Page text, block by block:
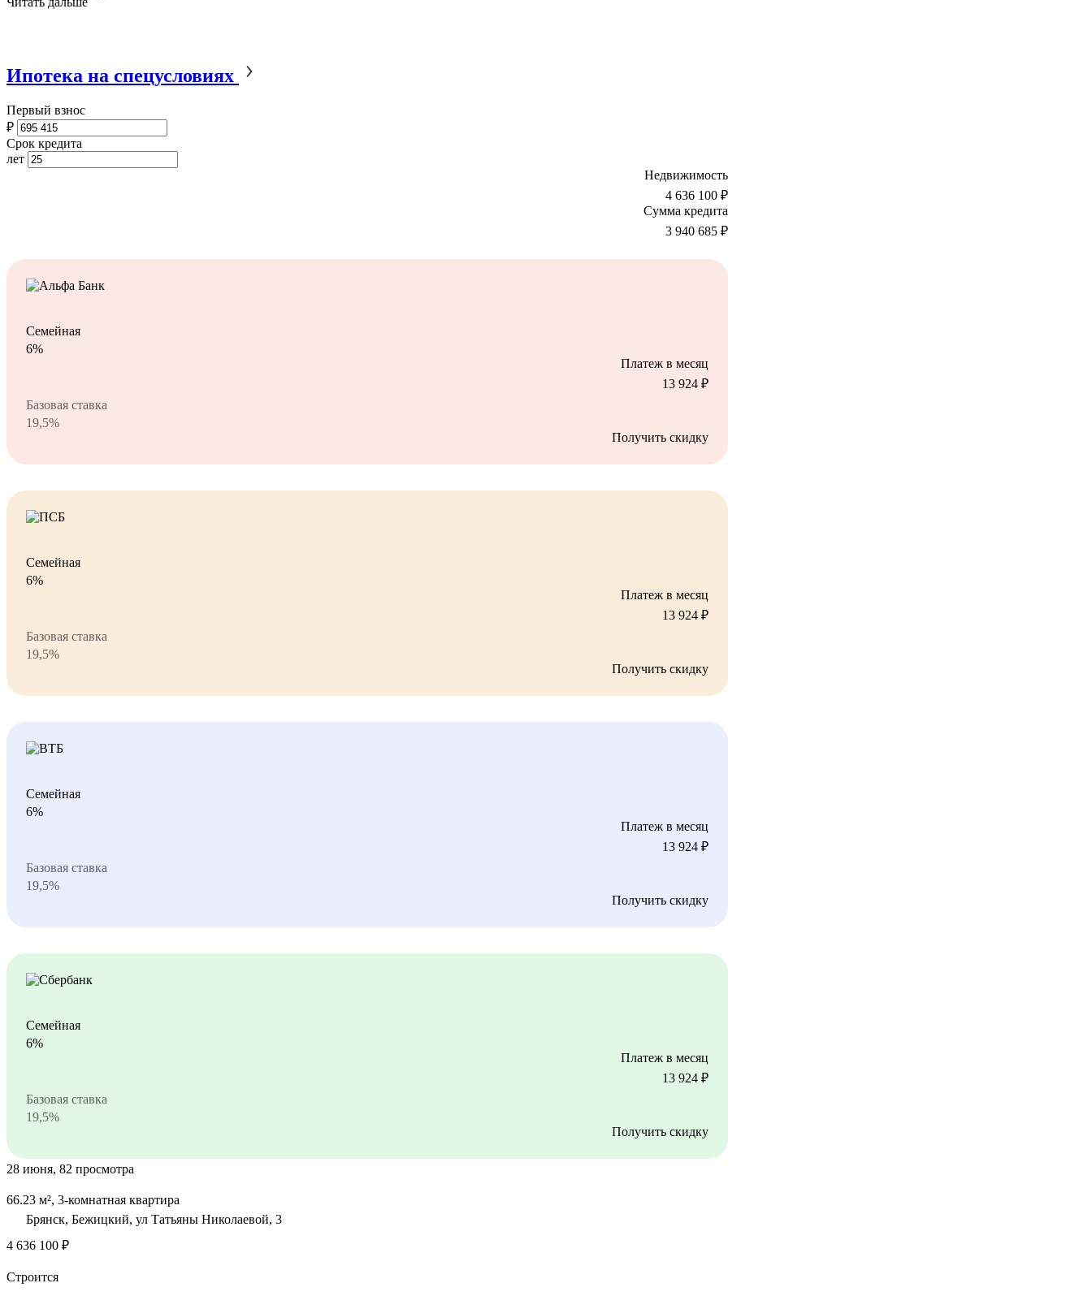
Ипотека на спецусловиях
Первый взнос
₽
Срок кредита
лет
Недвижимость
4 636 100 ₽
Сумма кредита
3 940 685 ₽
Семейная
6%
Платеж в месяц
13 924 ₽
Базовая ставка
19,5%
Получить скидку
Семейная
6%
Платеж в месяц
13 924 ₽
Базовая ставка
19,5%
Получить скидку
Семейная
6%
Платеж в месяц
13 924 ₽
Базовая ставка
19,5%
Получить скидку
Семейная
6%
Платеж в месяц
13 924 ₽
Базовая ставка
19,5%
Получить скидку
28 июня, 82 просмотра
66.23 м², 3-комнатная квартира
Брянск, Бежицкий, ул Татьяны Николаевой, 3
4 636 100 ₽
Строится